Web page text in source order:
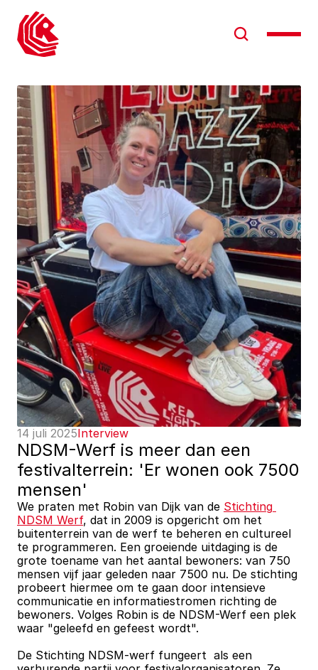
14 juli 2025Interview
NDSM-Werf is meer dan een
festivalterrein: 'Er wonen ook 7500
mensen'
We praten met Robin van Dijk van de Stichting
NDSM Werf, dat in 2009 is opgericht om het
buitenterrein van de werf te beheren en cultureel
te programmeren. Een groeiende uitdaging is de
grote toename van het aantal bewoners: van 750
mensen vijf jaar geleden naar 7500 nu. De stichting
probeert hiermee om te gaan door intensieve
communicatie en informatiestromen richting de
bewoners. Volges Robin is de NDSM-Werf een plek
waar "geleefd en gefeest wordt".
De Stichting NDSM-werf fungeert  als een